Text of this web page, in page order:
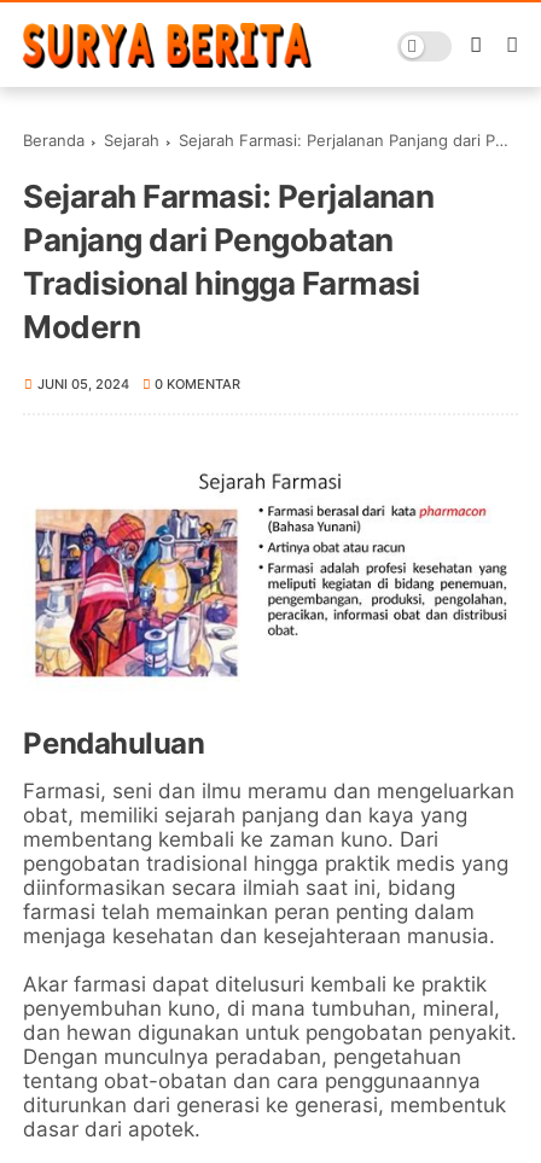
Beranda Sejarah Sejarah Farmasi: Perjalanan Panjang dari Pengobatan Tradisional hingga Farmasi Modern
Sejarah Farmasi: Perjalanan
Panjang dari Pengobatan
Tradisional hingga Farmasi
Modern
JUNI 05, 2024 0 KOMENTAR
Pendahuluan
Farmasi, seni dan ilmu meramu dan mengeluarkan
obat, memiliki sejarah panjang dan kaya yang
membentang kembali ke zaman kuno. Dari
pengobatan tradisional hingga praktik medis yang
diinformasikan secara ilmiah saat ini, bidang
farmasi telah memainkan peran penting dalam
menjaga kesehatan dan kesejahteraan manusia.
Akar farmasi dapat ditelusuri kembali ke praktik
penyembuhan kuno, di mana tumbuhan, mineral,
dan hewan digunakan untuk pengobatan penyakit.
Dengan munculnya peradaban, pengetahuan
tentang obat-obatan dan cara penggunaannya
diturunkan dari generasi ke generasi, membentuk
dasar dari apotek.